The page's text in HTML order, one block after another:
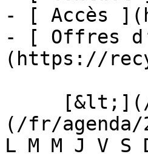
- [ Accès
- [ Offres
(https://
(/fr/
L M M J V